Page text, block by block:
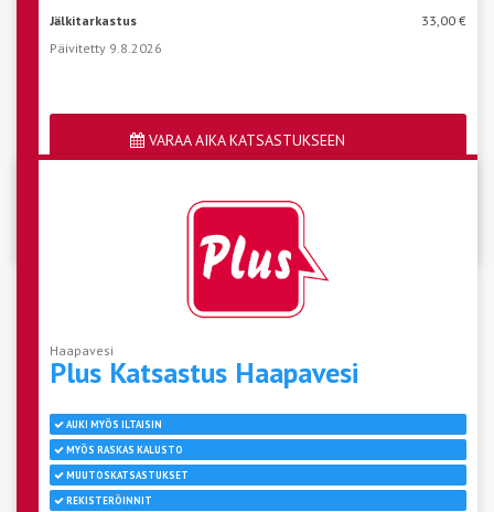
Jälkitarkastus
33,00 €
Päivitetty 9.8.2026
VARAA AIKA KATSASTUKSEEN
Haapavesi
Plus Katsastus Haapavesi
AUKI MYÖS ILTAISIN
MYÖS RASKAS KALUSTO
MUUTOSKATSASTUKSET
REKISTERÖINNIT